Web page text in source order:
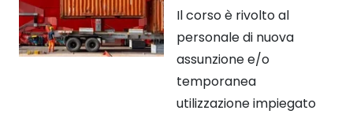
Il corso è rivolto al
personale di nuova
assunzione e/o
temporanea
utilizzazione impiegato